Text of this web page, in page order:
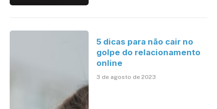
5 dicas para não cair no
golpe do relacionamento
online
3 de agosto de 2023